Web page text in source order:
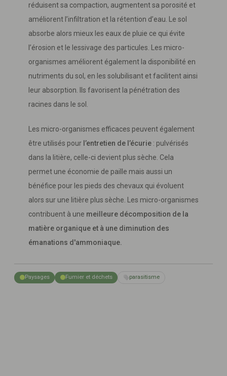
réduisent sa compaction, augmentent sa porosité et
améliorent l’infiltration et la rétention d’eau. Le sol
absorbe alors mieux les eaux de pluie ce qui évite
l’érosion et le lessivage des particules. Les micro-
organismes améliorent également la disponibilité en
nutriments du sol, en les solubilisant et facilitent ainsi
leur absorption. Ils favorisent la pénétration des
racines dans le sol.
Les micro-organismes efficaces peuvent également
être utilisés pour l’entretien de l’écurie : pulvérisés
dans la litière, celle-ci devient plus sèche. Cela
permet une économie de paille mais aussi un
bénéfice pour les pieds des chevaux qui évoluent
alors sur une litière plus sèche. Les micro-organismes
contribuent à une meilleure décomposition de la
matière organique et à une diminution des
émanations d'ammoniaque.
Paysages Fumier et déchets parasitisme